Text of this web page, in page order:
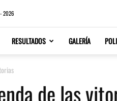
2026
RESULTADOS GALERÍA
de las